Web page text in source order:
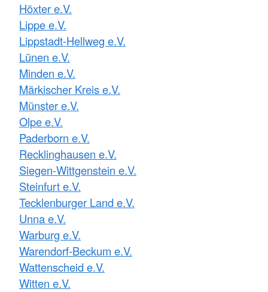
Höxter e.V.
Lippe e.V.
Lippstadt-Hellweg e.V.
Lünen e.V.
Minden e.V.
Märkischer Kreis e.V.
Münster e.V.
Olpe e.V.
Paderborn e.V.
Recklinghausen e.V.
Siegen-Wittgenstein e.V.
Steinfurt e.V.
Tecklenburger Land e.V.
Unna e.V.
Warburg e.V.
Warendorf-Beckum e.V.
Wattenscheid e.V.
Witten e.V.